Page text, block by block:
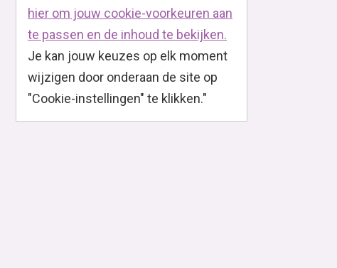
hier om jouw cookie-voorkeuren aan
te passen en de inhoud te bekijken.
Je kan jouw keuzes op elk moment
wijzigen door onderaan de site op
"Cookie-instellingen" te klikken."